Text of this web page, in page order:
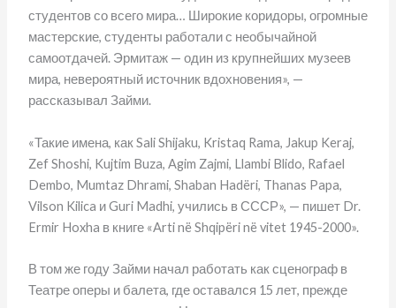
студентов со всего мира… Широкие коридоры, огромные
мастерские, студенты работали с необычайной
самоотдачей. Эрмитаж — один из крупнейших музеев
мира, невероятный источник вдохновения», —
рассказывал Займи.
«Такие имена, как Sali Shijaku, Kristaq Rama, Jakup Keraj,
Zef Shoshi, Kujtim Buza, Agim Zajmi, Llambi Blido, Rafael
Dembo, Mumtaz Dhrami, Shaban Hadëri, Thanas Papa,
Vilson Kilica и Guri Madhi, учились в СССР», — пишет Dr.
Ermir Hoxha в книге «Arti në Shqipëri në vitet 1945-2000».
В том же году Займи начал работать как сценограф в
Театре оперы и балета, где оставался 15 лет, прежде